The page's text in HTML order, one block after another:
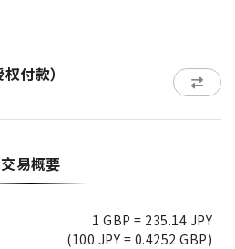
付款）
交易概要
1 GBP = 235.14 JPY
(100 JPY = 0.4252 GBP)